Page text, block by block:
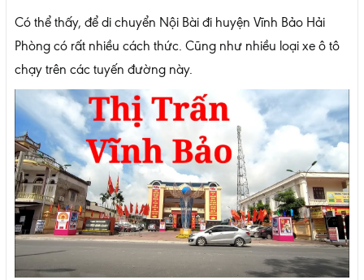
Có thể thấy, để di chuyển Nội Bài đi huyện Vĩnh Bảo Hải
Phòng có rất nhiều cách thức. Cũng như nhiều loại xe ô tô
chạy trên các tuyến đường này.